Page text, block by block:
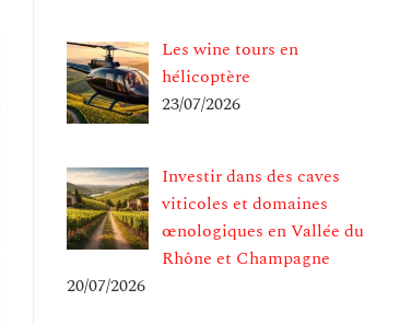
Les wine tours en
hélicoptère
23/07/2026
Investir dans des caves
viticoles et domaines
œnologiques en Vallée du
Rhône et Champagne
20/07/2026